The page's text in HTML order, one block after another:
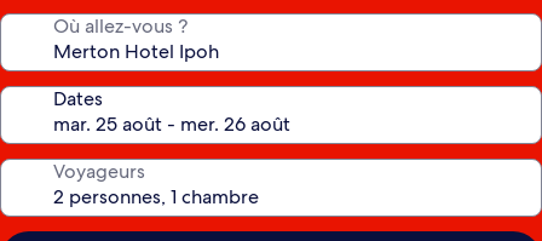
Où allez-vous ?
Dates
Voyageurs